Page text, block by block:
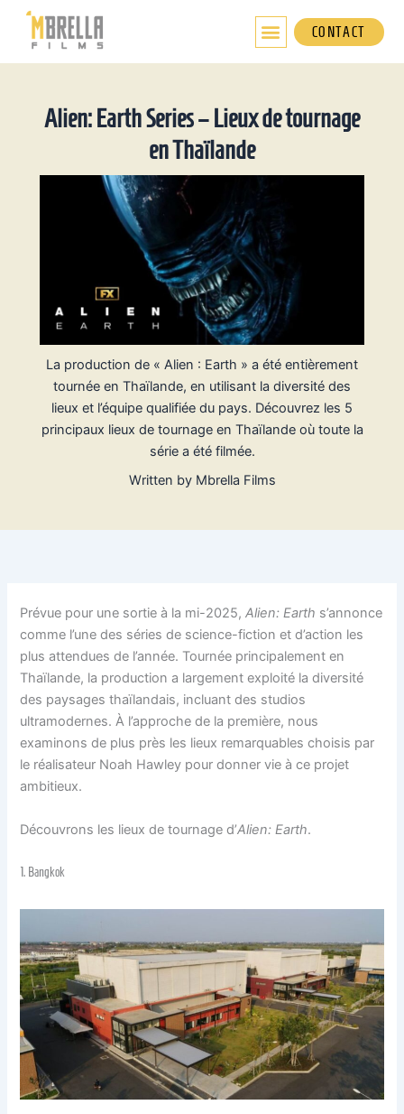
contenu
CONTACT
Alien: Earth Series – Lieux de tournage
en Thaïlande
La production de « Alien : Earth » a été entièrement
tournée en Thaïlande, en utilisant la diversité des
lieux et l’équipe qualifiée du pays. Découvrez les 5
principaux lieux de tournage en Thaïlande où toute la
série a été filmée.
Written by Mbrella Films
Prévue pour une sortie à la mi-2025,Alien: Earth s’annonce
comme l’une des séries de science-fiction et d’action les
plus attendues de l’année. Tournée principalement en
Thaïlande, la production a largement exploité la diversité
des paysages thaïlandais, incluant des studios
ultramodernes. À l’approche de la première, nous
examinons de plus près les lieux remarquables choisis par
le réalisateur Noah Hawley pour donner vie à ce projet
ambitieux.
Découvrons les lieux de tournage d’Alien: Earth.
1. Bangkok